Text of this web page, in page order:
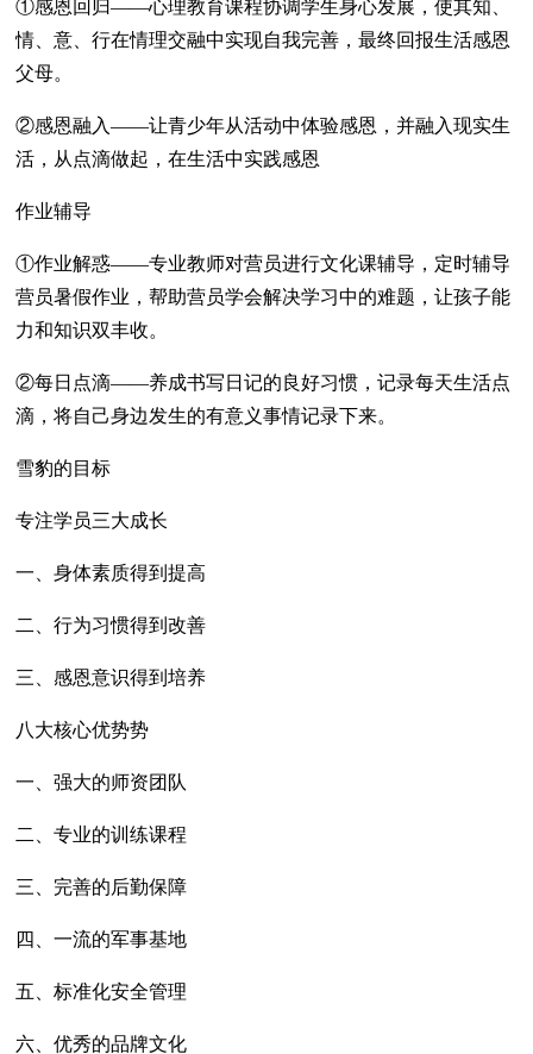
①感恩回归——心理教育课程协调学生身心发展，使其知、
情、意、行在情理交融中实现自我完善，最终回报生活感恩
父母。
②感恩融入——让青少年从活动中体验感恩，并融入现实生
活，从点滴做起，在生活中实践感恩
作业辅导
①作业解惑——专业教师对营员进行文化课辅导，定时辅导
营员暑假作业，帮助营员学会解决学习中的难题，让孩子能
力和知识双丰收。
②每日点滴——养成书写日记的良好习惯，记录每天生活点
滴，将自己身边发生的有意义事情记录下来。
雪豹的目标
专注学员三大成长
一、身体素质得到提高
二、行为习惯得到改善
三、感恩意识得到培养
八大核心优势势
一、强大的师资团队
二、专业的训练课程
三、完善的后勤保障
四、一流的军事基地
五、标准化安全管理
六、优秀的品牌文化